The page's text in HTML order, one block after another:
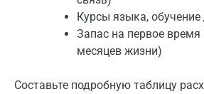
Курсы языка, обучение
Запас на первое
месяцев жизни)
Составьте подробную таблицу